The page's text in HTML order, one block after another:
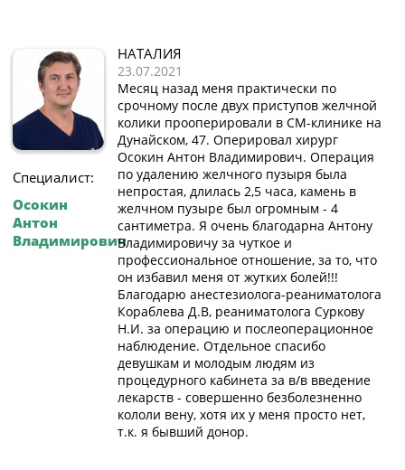
Специалист:
Осокин
Антон
Владимирович
НАТАЛИЯ
23.07.2021
Месяц назад меня практически по
срочному после двух приступов желчной
колики прооперировали в СМ-клинике на
Дунайском, 47. Оперировал хирург
Осокин Антон Владимирович. Операция
по удалению желчного пузыря была
непростая, длилась 2,5 часа, камень в
желчном пузыре был огромным - 4
сантиметра. Я очень благодарна Антону
Владимировичу за чуткое и
профессиональное отношение, за то, что
он избавил меня от жутких болей!!!
Благодарю анестезиолога-реаниматолога
Кораблева Д.В, реаниматолога Суркову
Н.И. за операцию и послеоперационное
наблюдение. Отдельное спасибо
девушкам и молодым людям из
процедурного кабинета за в/в введение
лекарств - совершенно безболезненно
кололи вену, хотя их у меня просто нет,
т.к. я бывший донор.